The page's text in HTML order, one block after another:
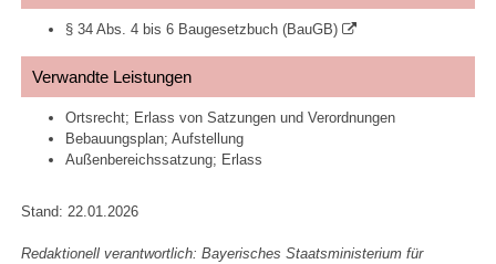
§ 34 Abs. 4 bis 6 Baugesetzbuch (BauGB)
Verwandte Leistungen
Ortsrecht; Erlass von Satzungen und Verordnungen
Bebauungsplan; Aufstellung
Außenbereichssatzung; Erlass
Stand: 22.01.2026
Redaktionell verantwortlich: Bayerisches Staatsministerium für